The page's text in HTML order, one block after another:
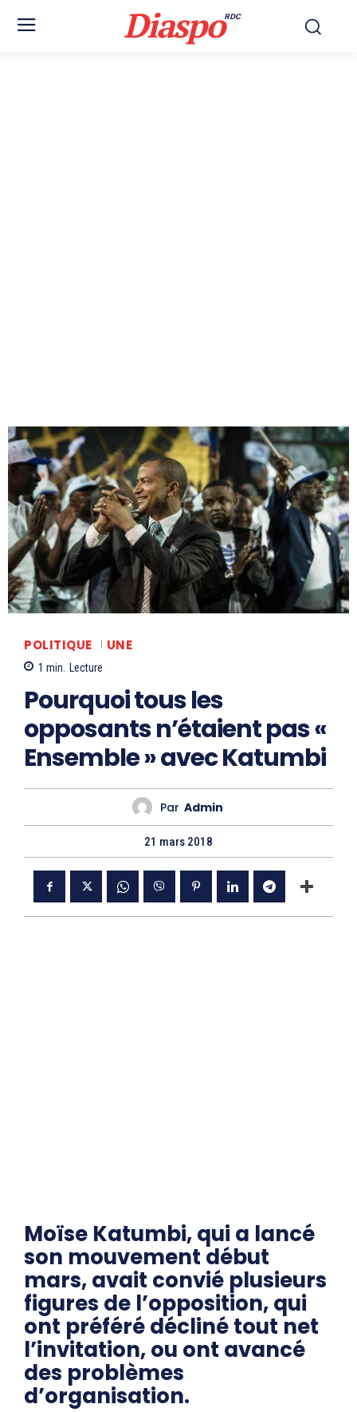
DiaspoRDC
POLITIQUE UNE
1 min. Lecture
Pourquoi tous les
opposants n’étaient pas «
Ensemble » avec Katumbi
Par Admin
21 mars 2018
Moïse Katumbi, qui a lancé
son mouvement début
mars, avait convié plusieurs
figures de l’opposition, qui
ont préféré décliné tout net
l’invitation, ou ont avancé
des problèmes
d’organisation.